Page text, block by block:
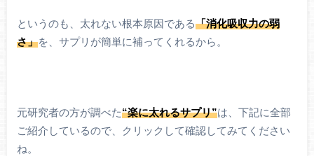
というのも、太れない根本原因である「消化吸収力の弱
さ」を、サプリが簡単に補ってくれるから。
元研究者の方が調べた“楽に太れるサプリ”は、下記に全部
ご紹介しているので、クリックして確認してみてください
ね。